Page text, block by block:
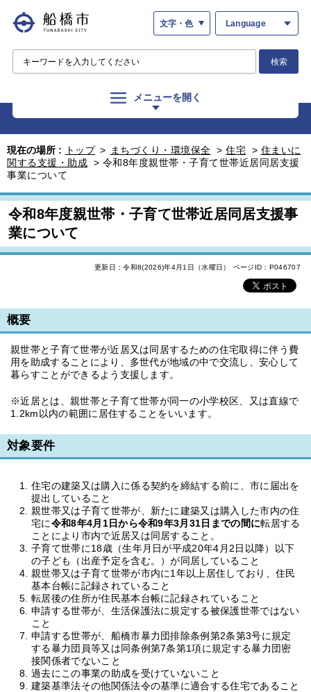
文字・色 Language
検索
メニューを開く
現在の場所 : トップ > まちづくり・環境保全 > 住宅 > 住まいに
関する支援・助成 > 令和8年度親世帯・子育て世帯近居同居支援
事業について
令和8年度親世帯・子育て世帯近居同居支援事
業について
更新日：令和8(2026)年4月1日（水曜日） ページID：P046707
概要
親世帯と子育て世帯が近居又は同居するための住宅取得に伴う費
用を助成することにより、多世代が地域の中で交流し、安心して
暮らすことができるよう支援します。
※近居とは、親世帯と子育て世帯が同一の小学校区、又は直線で
1.2km以内の範囲に居住することをいいます。
対象要件
住宅の建築又は購入に係る契約を締結する前に、市に届出を
提出していること
親世帯又は子育て世帯が、新たに建築又は購入した市内の住
宅に令和8年4月1日から令和9年3月31日までの間に転居する
ことにより市内で近居又は同居すること。
子育て世帯に18歳（生年月日が平成20年4月2日以降）以下
の子ども（出産予定を含む。）が同居していること
親世帯又は子育て世帯が市内に1年以上居住しており、住民
基本台帳に記録されていること
転居後の住所が住民基本台帳に記録されていること
申請する世帯が、生活保護法に規定する被保護世帯ではない
こと
申請する世帯が、船橋市暴力団排除条例第2条第3号に規定
する暴力団員等又は同条例第7条第1項に規定する暴力団密
接関係者でないこと
過去にこの事業の助成を受けていないこと
建築基準法その他関係法令の基準に適合する住宅であること